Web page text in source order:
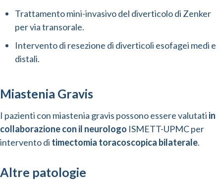
Trattamento mini-invasivo del diverticolo di Zenker
per via transorale.
Intervento di resezione di diverticoli esofagei medi e
distali.
Miastenia Gravis
I pazienti con miastenia gravis possono essere valutati in
collaborazione con il neurologo ISMETT-UPMC per
intervento di timectomia toracoscopica bilaterale.
Altre patologie